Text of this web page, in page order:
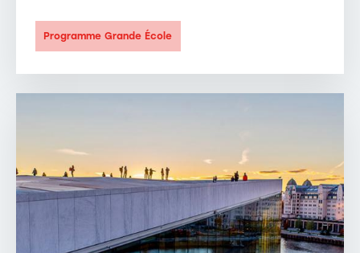
Programme Grande École